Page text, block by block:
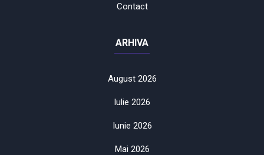
Contact
ARHIVA
August 2026
Iulie 2026
Iunie 2026
Mai 2026